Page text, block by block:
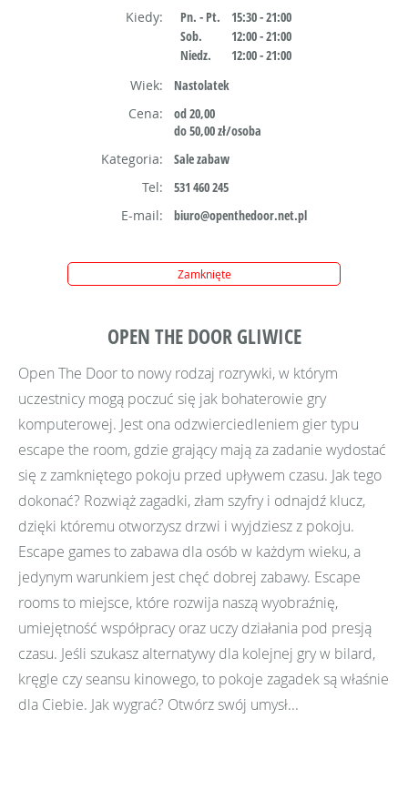
Kiedy:
Pn. - Pt.
15:30 - 21:00
Sob.
12:00 - 21:00
Niedz.
12:00 - 21:00
Wiek:
Nastolatek
Cena:
od 20,00
do 50,00 zł/osoba
Kategoria:
Sale zabaw
Tel:
531 460 245
E-mail:
biuro@openthedoor.net.pl
Zamknięte
OPEN THE DOOR GLIWICE
Open The Door to nowy rodzaj rozrywki, w którym
uczestnicy mogą poczuć się jak bohaterowie gry
komputerowej. Jest ona odzwierciedleniem gier typu
escape the room, gdzie grający mają za zadanie wydostać
się z zamkniętego pokoju przed upływem czasu. Jak tego
dokonać? Rozwiąż zagadki, złam szyfry i odnajdź klucz,
dzięki któremu otworzysz drzwi i wyjdziesz z pokoju.
Escape games to zabawa dla osób w każdym wieku, a
jedynym warunkiem jest chęć dobrej zabawy. Escape
rooms to miejsce, które rozwija naszą wyobraźnię,
umiejętność współpracy oraz uczy działania pod presją
czasu. Jeśli szukasz alternatywy dla kolejnej gry w bilard,
kręgle czy seansu kinowego, to pokoje zagadek są właśnie
dla Ciebie. Jak wygrać? Otwórz swój umysł...